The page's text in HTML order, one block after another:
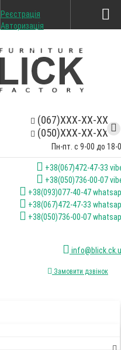
(067)XXX-XX-XX
(050)XXX-XX-XX
Пн-пт. с 9-00 до 18-
+38(067)472-47-33
+38(050)736-00-07
+38(093)077-40-47
+38(067)472-47-33
+38(050)736-00-07
Замовити дзвінок
Реєстрація
Авторизація